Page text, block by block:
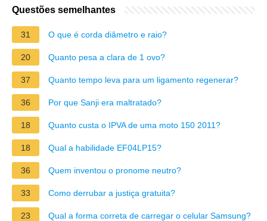
Questões semelhantes
31 O que é corda diâmetro e raio?
20 Quanto pesa a clara de 1 ovo?
37 Quanto tempo leva para um ligamento regenerar?
36 Por que Sanji era maltratado?
18 Quanto custa o IPVA de uma moto 150 2011?
18 Qual a habilidade EF04LP15?
36 Quem inventou o pronome neutro?
33 Como derrubar a justiça gratuita?
23 Qual a forma correta de carregar o celular Samsung?